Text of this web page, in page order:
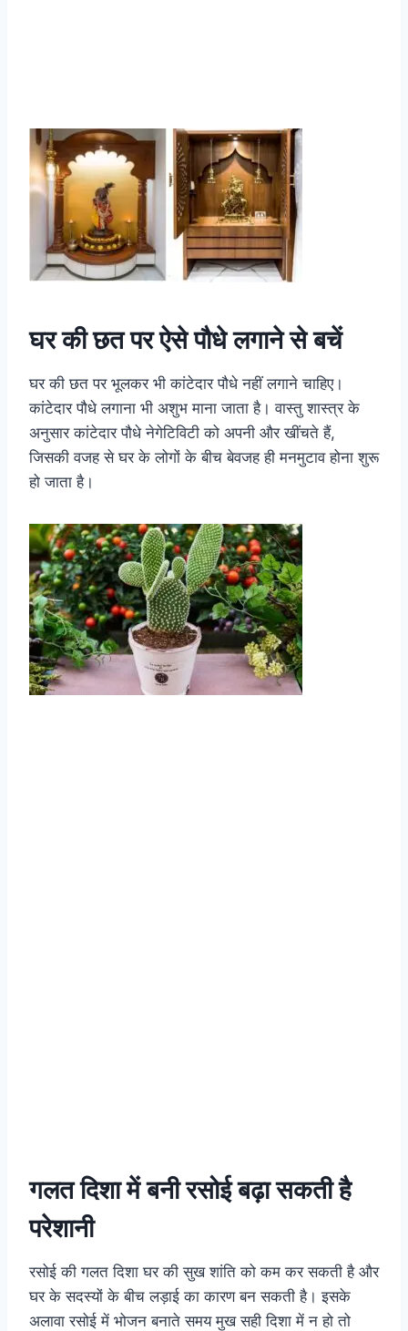
घर की छत पर ऐसे पौधे लगाने से बचें
घर की छत पर भूलकर भी कांटेदार पौधे नहीं लगाने चाहिए।
कांटेदार पौधे लगाना भी अशुभ माना जाता है। वास्तु शास्त्र के
अनुसार कांटेदार पौधे नेगेटिविटी को अपनी और खींचते हैं,
जिसकी वजह से घर के लोगों के बीच बेवजह ही मनमुटाव होना शुरू
हो जाता है।
गलत दिशा में बनी रसोई बढ़ा सकती है
परेशानी
रसोई की गलत दिशा घर की सुख शांति को कम कर सकती है और
घर के सदस्यों के बीच लड़ाई का कारण बन सकती है। इसके
अलावा रसोई में भोजन बनाते समय मुख सही दिशा में न हो तो